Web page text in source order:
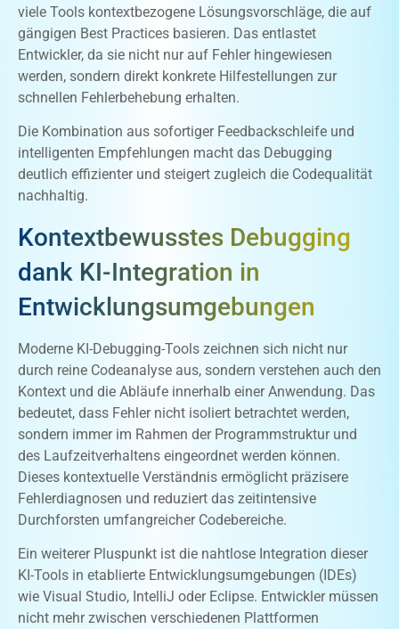
viele Tools kontextbezogene Lösungsvorschläge, die auf
gängigen Best Practices basieren. Das entlastet
Entwickler, da sie nicht nur auf Fehler hingewiesen
werden, sondern direkt konkrete Hilfestellungen zur
schnellen Fehlerbehebung erhalten.
Die Kombination aus sofortiger Feedbackschleife und
intelligenten Empfehlungen macht das Debugging
deutlich effizienter und steigert zugleich die Codequalität
nachhaltig.
Kontextbewusstes Debugging
dank KI-Integration in
Entwicklungsumgebungen
Moderne KI-Debugging-Tools zeichnen sich nicht nur
durch reine Codeanalyse aus, sondern verstehen auch den
Kontext und die Abläufe innerhalb einer Anwendung. Das
bedeutet, dass Fehler nicht isoliert betrachtet werden,
sondern immer im Rahmen der Programmstruktur und
des Laufzeitverhaltens eingeordnet werden können.
Dieses kontextuelle Verständnis ermöglicht präzisere
Fehlerdiagnosen und reduziert das zeitintensive
Durchforsten umfangreicher Codebereiche.
Ein weiterer Pluspunkt ist die nahtlose Integration dieser
KI-Tools in etablierte Entwicklungsumgebungen (IDEs)
wie Visual Studio, IntelliJ oder Eclipse. Entwickler müssen
nicht mehr zwischen verschiedenen Plattformen